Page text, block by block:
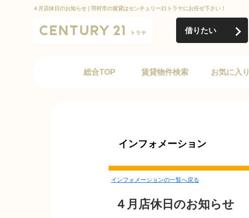
４月店休日のお知らせ | 羽村市の賃貸はセンチュリー21トラヤにお任せ下さい！
借りたい
総合TOP 賃貸物件検索 お気に入り
インフォメーション
インフォメーションの一覧へ戻る
４月店休日のお知らせ